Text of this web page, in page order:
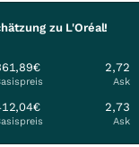
zu L'Oréal!
2,72
Ask
2,73
Ask